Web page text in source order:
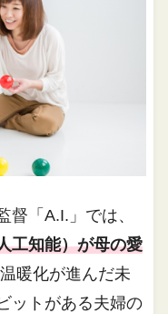
督「A.I.」では、
工知能）が母の愛
暖化が進んだ未
ットがある夫婦の